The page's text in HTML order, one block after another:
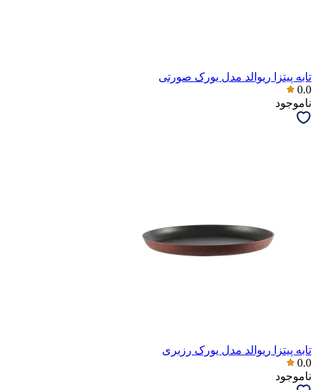
تابه پیتزا ریوالد مدل یورک صورتی
0.0
ناموجود
تابه پیتزا ریوالد مدل یورک رزبری
0.0
ناموجود